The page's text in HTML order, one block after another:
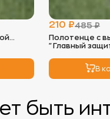
210 ₽485 ₽
Полотенце с
"Главный
В
быть